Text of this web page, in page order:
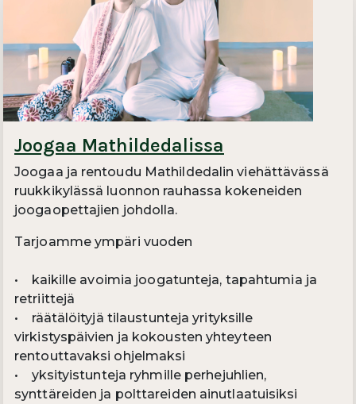
Joogaa Mathildedalissa
Joogaa ja rentoudu Mathildedalin viehättävässä
ruukkikylässä luonnon rauhassa kokeneiden
joogaopettajien johdolla.
Tarjoamme ympäri vuoden
• kaikille avoimia joogatunteja, tapahtumia ja
retriittejä
• räätälöityjä tilaustunteja yrityksille
virkistyspäivien ja kokousten yhteyteen
rentouttavaksi ohjelmaksi
• yksityistunteja ryhmille perhejuhlien,
synttäreiden ja polttareiden ainutlaatuisiksi